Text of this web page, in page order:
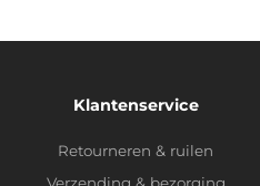
Klantenservice
Retourneren & ruilen
Verzending & bezorging